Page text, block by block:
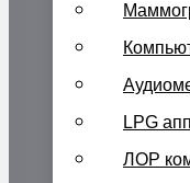
LPG
ЛОР